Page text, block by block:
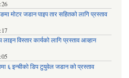
मोटर जडान पाइप तार सहितको लागि प्रस्ताव
लाइन विस्तार कार्यको लागि प्रस्ताव आव्हान
६ इन्चीको डिप टुयुवेल जडान को प्रस्ताव